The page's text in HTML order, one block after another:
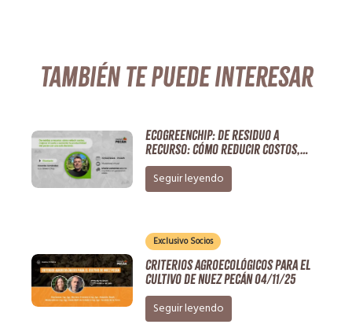
También te puede interesar
EcoGreenChip: De residuo a
recurso: cómo reducir costos,
mejorar el suelo y aumentar la
productividad del pecán con una
sola decisión
Seguir leyendo
Exclusivo Socios
Criterios Agroecológicos para el
cultivo de nuez Pecán 04/11/25
Seguir leyendo